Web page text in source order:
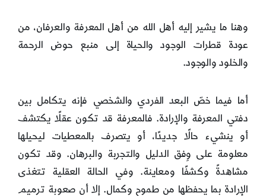
وهنا ما يشير إليه أهل الله من أهل المعرفة والعرفان، من
عودة قطرات الوجود والحياة إلى منبع حوض الرحمة
والخلود والوجود.
أما فيما خصّ البعد الفردي والشخصي فإنه يتكامل بين
دفتي المعرفة والإرادة. فالمعرفة قد تكون عقلًا يكتشف
أو ينشيء حالًا جديدًا، أو يتصرف بالمعطيات ليحيلها
معلومة على وِفق الدليل والتجربة والبرهان. وقد تكون
مشاهدةً وكشفًا ومعاينة. وفي الحالة العقلية تتغذى
الإرادة بما يحفظها من طموح وكمال. إلا أن صعوبة ترميم